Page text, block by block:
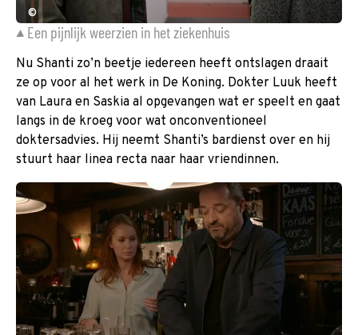
©
Een pijnlijk weerzien in het ziekenhuis
Nu Shanti zo’n beetje iedereen heeft ontslagen draait
ze op voor al het werk in De Koning. Dokter Luuk heeft
van Laura en Saskia al opgevangen wat er speelt en gaat
langs in de kroeg voor wat onconventioneel
doktersadvies. Hij neemt Shanti’s bardienst over en hij
stuurt haar linea recta naar haar vriendinnen.